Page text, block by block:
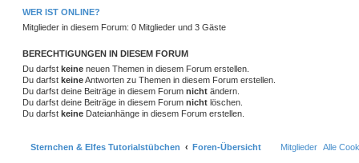
WER IST ONLINE?
Mitglieder in diesem Forum: 0 Mitglieder und 3 Gäste
BERECHTIGUNGEN IN DIESEM FORUM
Du darfst keine neuen Themen in diesem Forum erstellen.
Du darfst keineAntworten zu Themen in diesem Forum erstellen.
Du darfst deine Beiträge in diesem Forum nicht ändern.
Du darfst deine Beiträge in diesem Forum nicht löschen.
Du darfst keine Dateianhänge in diesem Forum erstellen.
Sternchen & Elfes Tutorialstübchen Foren-Übersicht Alle
Mitglieder